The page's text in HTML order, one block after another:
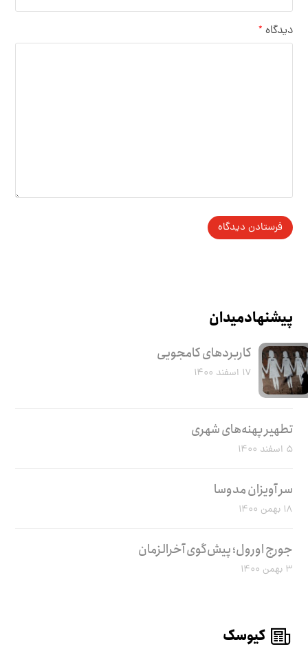
دیدگاه *
پیشنهاد میدان
کاربرد‌های کامجویی
۱۷ اسفند ۱۴۰۰
تطهیر پهنه‌های شهری
۵ اسفند ۱۴۰۰
سر آویزان مدوسا
۱۸ بهمن ۱۴۰۰
جورج اورول؛ پیش‌گوی آخرالزمان
۳ بهمن ۱۴۰۰
کیوسک